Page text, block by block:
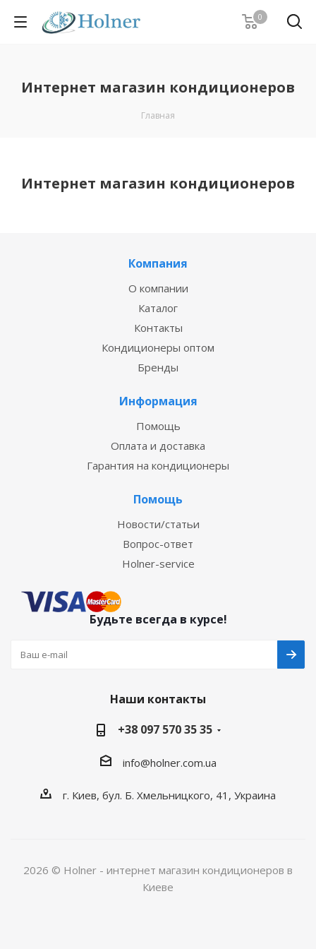
0
Интернет магазин кондиционеров
Главная
Интернет магазин кондиционеров
Компания
О компании
Каталог
Контакты
Кондиционеры оптом
Бренды
Информация
Помощь
Оплата и доставка
Гарантия на кондиционеры
Помощь
Новости/статьи
Вопрос-ответ
Holner-service
Будьте всегда в курсе!
Наши контакты
+38 097 570 35 35
info@holner.com.ua
г. Киев, бул. Б. Хмельницкого, 41, Украина
2026 © Holner - интернет магазин кондиционеров в
Киеве